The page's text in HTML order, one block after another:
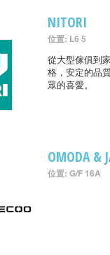
NITORI
位置: L6 5
從大型傢俱到
格，安定的品
眾的喜愛。
OMODA &
位置: G/F 16A